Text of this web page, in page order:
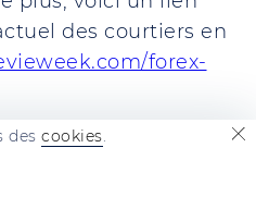
des courtiers en
forex-
descookies.